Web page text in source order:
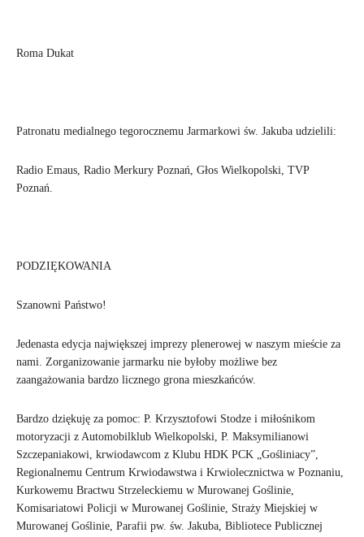
Roma Dukat
Patronatu medialnego tegorocznemu Jarmarkowi św. Jakuba udzielili:
Radio Emaus, Radio Merkury Poznań, Głos Wielkopolski, TVP
Poznań.
PODZIĘKOWANIA
Szanowni Państwo!
Jedenasta edycja największej imprezy plenerowej w naszym mieście za
nami. Zorganizowanie jarmarku nie byłoby możliwe bez
zaangażowania bardzo licznego grona mieszkańców.
Bardzo dziękuję za pomoc: P. Krzysztofowi Stodze i miłośnikom
motoryzacji z Automobilklub Wielkopolski, P. Maksymilianowi
Szczepaniakowi, krwiodawcom z Klubu HDK PCK „Gośliniacy”,
Regionalnemu Centrum Krwiodawstwa i Krwiolecznictwa w Poznaniu,
Kurkowemu Bractwu Strzeleckiemu w Murowanej Goślinie,
Komisariatowi Policji w Murowanej Goślinie, Straży Miejskiej w
Murowanej Goślinie, Parafii pw. św. Jakuba, Bibliotece Publicznej